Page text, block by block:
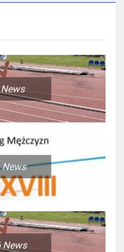
News
News
News